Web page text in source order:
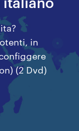
in
(2 Dvd)